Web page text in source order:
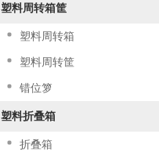
塑料周转箱筐
塑料周转箱
塑料周转筐
错位箩
塑料折叠箱
折叠箱